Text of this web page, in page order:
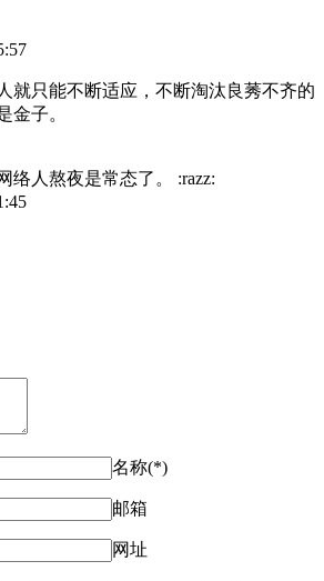
就只能不断适应，不断淘汰良莠不齐的
金子。
络人熬夜是常态了。 :razz:
名称(*)
邮箱
网址